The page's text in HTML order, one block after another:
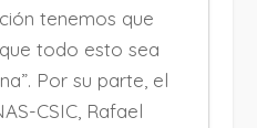
tenemos que
todo esto sea
Por su parte, el
CSIC, Rafael